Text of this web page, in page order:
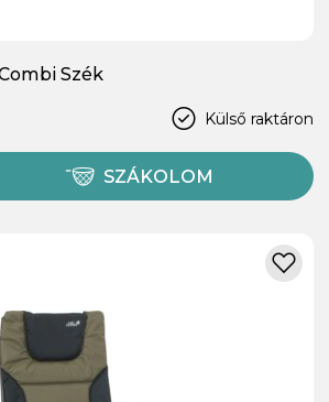
Szék
Külső raktáron
SZÁKOLOM